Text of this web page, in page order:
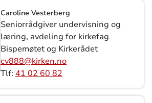
Caroline Vesterberg
Seniorrådgiver undervisning og
læring, avdeling for kirkefag
Bispemøtet og Kirkerådet
cv888@kirken.no
Tlf: 41 02 60 82